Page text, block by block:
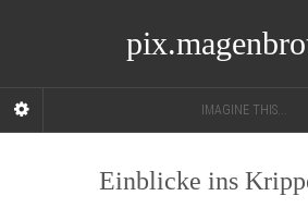
IMAGINE THIS...
Einblicke ins